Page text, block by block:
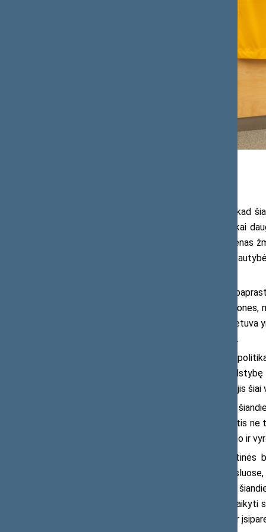
Seimo Pirmininkas akcentavo, kad
paveldą. „Lietuvai šiandien reikia gerokai
valstybę. Kurti valstybę, kurioje kiekvienas
azerbaidžanietis ar bet kurios kitos
J. Olekas pažymėjo, kad tai
bando skaldyti visuomenes, kiršinti
stipri tiek, kiek mes esame vieningi.
yra ir mano“, – teigė Seimo Pirmininkas.
Anot politiko, tautinių bendrijų
nacionalinio saugumo politika. Nes
prasideda tada, kai žmogus jaučia, kad jis
Seimo Pirmininkas pabrėžė, kad
tarpusavio pagarbą. Ir privalome kalbėtis
socialiniai, vietos bendruomenių, jaunimo ir
Seimo Pirmininko teigimu,
mokyklose, mūsų kultūroje, mūsų
kuriate Lietuvą kaip jos žmonės. Todėl
darbą, už pilietiškumą, už gebėjimą
bendrijų diena būtų ne tik šventė, bet ir